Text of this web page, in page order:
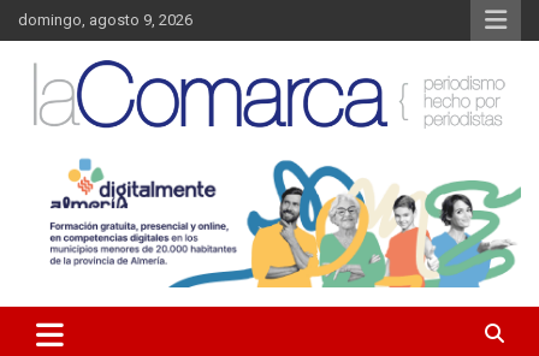
Saltar
al
contenido
domingo, agosto 9, 2026
La Comarca – Noticias del
Almanzora
Almanzora y sus localidades.